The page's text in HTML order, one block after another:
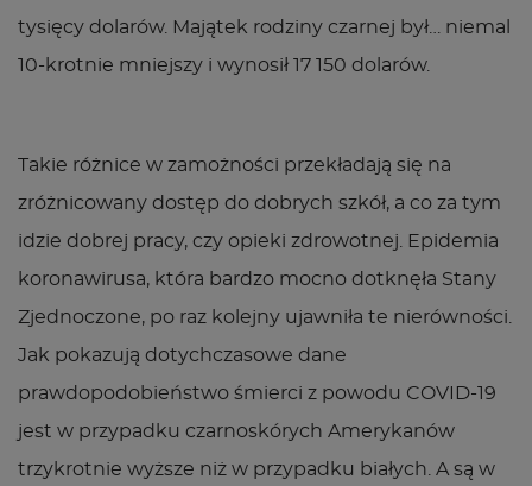
tysięcy dolarów. Majątek rodziny czarnej był… niemal
10-krotnie mniejszy i wynosił 17 150 dolarów.
Takie różnice w zamożności przekładają się na
zróżnicowany dostęp do dobrych szkół, a co za tym
idzie dobrej pracy, czy opieki zdrowotnej. Epidemia
koronawirusa, która bardzo mocno dotknęła Stany
Zjednoczone, po raz kolejny ujawniła te nierówności.
Jak pokazują dotychczasowe dane
prawdopodobieństwo śmierci z powodu COVID-19
jest w przypadku czarnoskórych Amerykanów
trzykrotnie wyższe niż w przypadku białych. A są w